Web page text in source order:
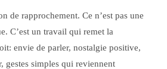
de rapprochement. Ce n’est pas une
C’est un travail qui remet la
envie de parler, nostalgie positive,
gestes simples qui reviennent